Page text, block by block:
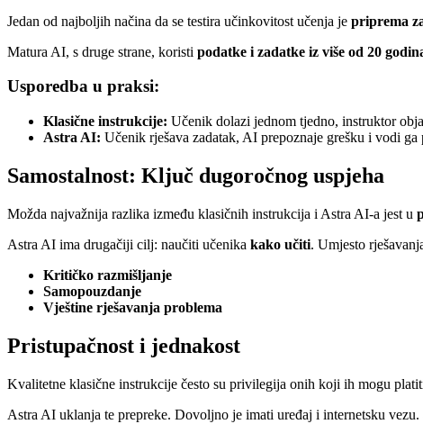
Jedan od najboljih načina da se testira učinkovitost učenja je priprema
Matura AI, s druge strane, koristi podatke i zadatke iz više od 20
Usporedba u praksi:
Klasične instrukcije: Učenik dolazi jednom tjedno, instruktor
Astra AI: Učenik rješava zadatak, AI prepoznaje grešku i vodi
Samostalnost: Ključ dugoročnog uspjeha
Možda najvažnija razlika između klasičnih instrukcija i Astra AI-a jest u
Astra AI ima drugačiji cilj: naučiti učenika kako učiti. Umjesto
Kritičko razmišljanje
Samopouzdanje
Vještine rješavanja problema
Pristupačnost i jednakost
Kvalitetne klasične instrukcije često su privilegija onih koji ih mogu
Astra AI uklanja te prepreke. Dovoljno je imati uređaj i internetsku vezu.